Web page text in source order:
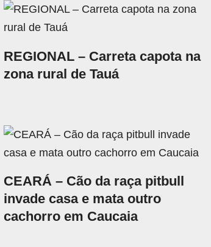
REGIONAL – Carreta capota na
zona rural de Tauá
CEARÁ – Cão da raça pitbull
invade casa e mata outro
cachorro em Caucaia